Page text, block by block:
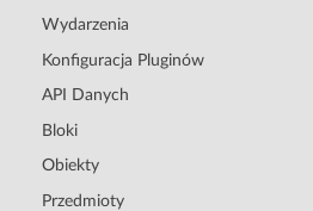
Wydarzenia
Konfiguracja Pluginów
API Danych
Bloki
Obiekty
Przedmioty